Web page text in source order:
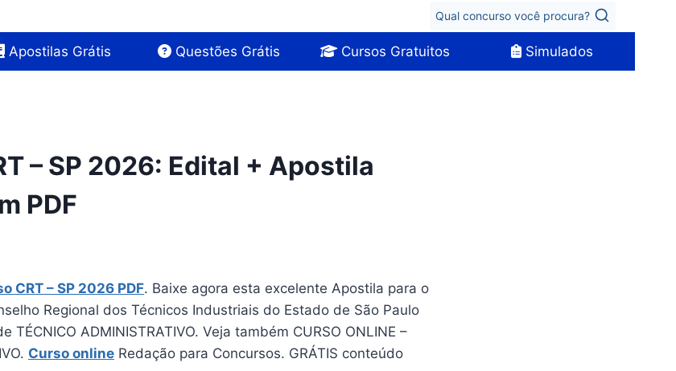
Qual concurso você procura?
Apostilas Grátis Questões Grátis Cursos Gratuitos Simulados
– SP 2026: Edital + Apostila
PDF
CRT – SP 2026 PDF. Baixe agora esta excelente Apostila para o
Regional dos Técnicos Industriais do Estado de São Paulo
TÉCNICO ADMINISTRATIVO. Veja também CURSO ONLINE –
Curso online Redação para Concursos. GRÁTIS conteúdo